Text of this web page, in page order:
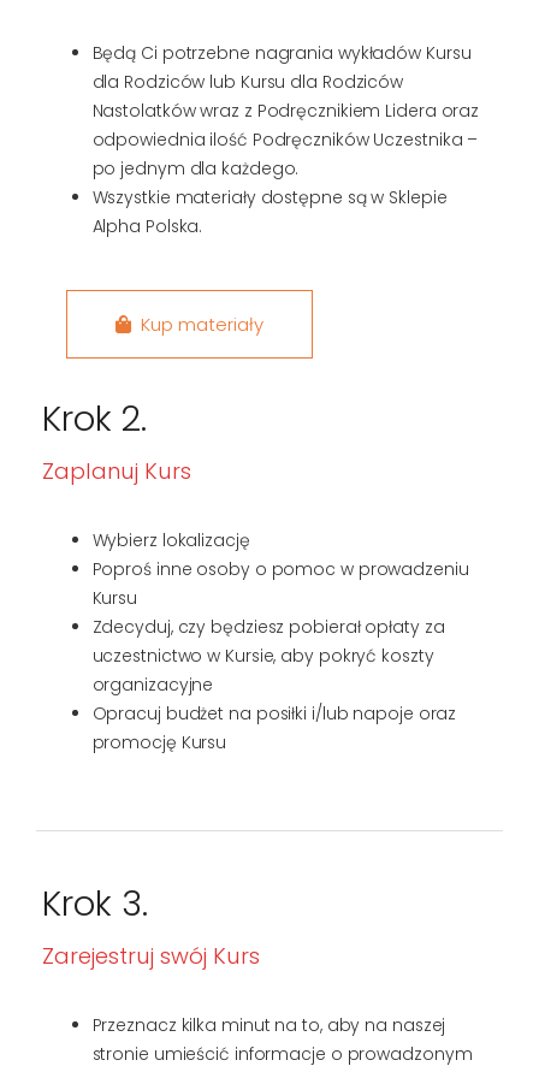
Będą Ci potrzebne nagrania wykładów Kursu
dla Rodziców lub Kursu dla Rodziców
Nastolatków wraz z Podręcznikiem Lidera oraz
odpowiednia ilość Podręczników Uczestnika –
po jednym dla każdego.
Wszystkie materiały dostępne są w Sklepie
Alpha Polska.
Kup materiały
Krok 2.
Zaplanuj Kurs
Wybierz lokalizację
Poproś inne osoby o pomoc w prowadzeniu
Kursu
Zdecyduj, czy będziesz pobierał opłaty za
uczestnictwo w Kursie, aby pokryć koszty
organizacyjne
Opracuj budżet na posiłki i/lub napoje oraz
promocję Kursu
Krok 3.
Zarejestruj swój Kurs
Przeznacz kilka minut na to, aby na naszej
stronie umieścić informacje o prowadzonym